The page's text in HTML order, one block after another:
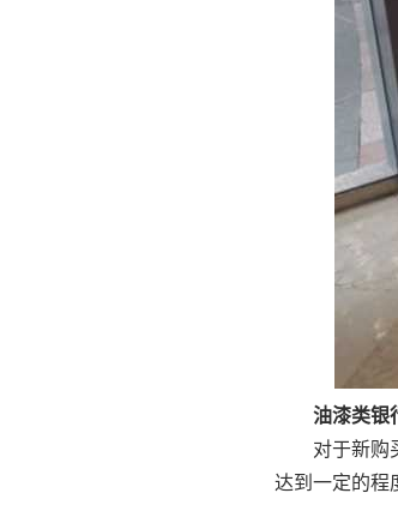
油漆类银行
对于新购买
达到一定的程